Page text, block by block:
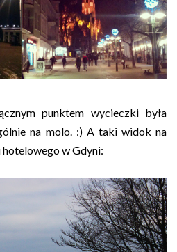
punktem wycieczki była
na molo. :) A taki widok na
w Gdyni: